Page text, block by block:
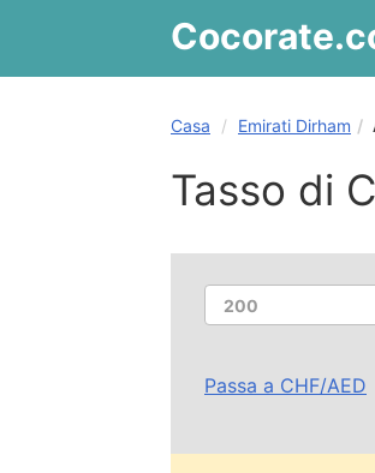
Cocorate
Casa Emirati Dirham
Tasso di
Passa a CHF/AED